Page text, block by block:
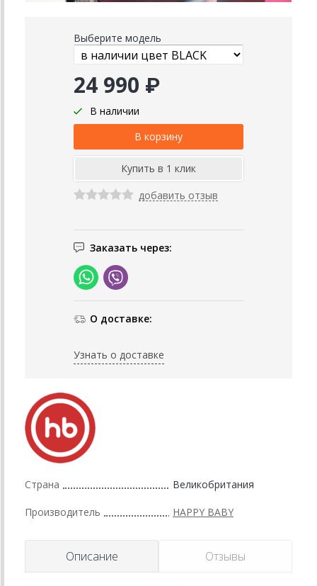
Выберите модель
24 990 ₽
В наличии
добавить отзыв
Заказать через:
О доставке:
Узнать о доставке
Страна Великобритания
Производитель HAPPY BABY
Описание Отзывы